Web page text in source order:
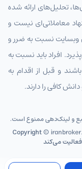
تحلیل‌های ارائه شده
معاملاتی‌ای نیست و
وبسایت نسبت به ضرر و
افراد باید نسبت به
و قبل از اقدام به
کافی را دارند.
و لینک‌دهی ممنوع است.
Copyright ©
می‌کند